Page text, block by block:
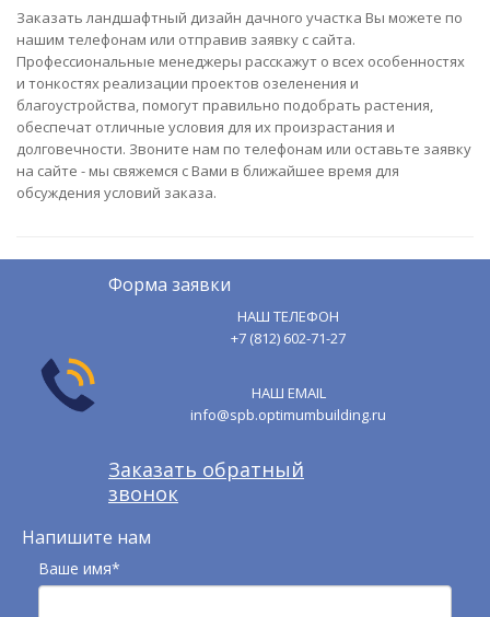
Заказать ландшафтный дизайн дачного участка Вы можете по
нашим телефонам или отправив заявку с сайта.
Профессиональные менеджеры расскажут о всех особенностях
и тонкостях реализации проектов озеленения и
благоустройства, помогут правильно подобрать растения,
обеспечат отличные условия для их произрастания и
долговечности. Звоните нам по телефонам или оставьте заявку
на сайте - мы свяжемся с Вами в ближайшее время для
обсуждения условий заказа.
Форма заявки
НАШ ТЕЛЕФОН
+7 (812) 602-71-27
НАШ EMAIL
info@spb.optimumbuilding.ru
Заказать обратный
звонок
Напишите нам
Ваше имя*